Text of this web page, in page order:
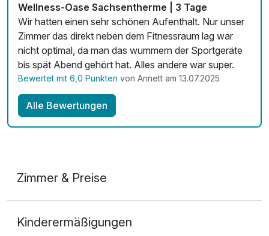
Wellness-Oase Sachsentherme | 3 Tage
Wir hatten einen sehr schönen Aufenthalt. Nur unser
Zimmer das direkt neben dem Fitnessraum lag war
nicht optimal, da man das wummern der Sportgeräte
bis spät Abend gehört hat. Alles andere war super.
Bewertet mit 6,0 Punkten von Annett am 13.07.2025
Alle Bewertungen
Zimmer & Preise
2 Erwachsene und 1 Kind
Kinderermäßigungen